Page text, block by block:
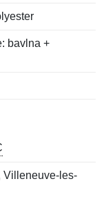
bavlna +
Villeneuve-les-